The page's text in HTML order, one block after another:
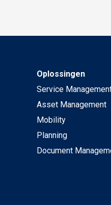
Oplossingen
Service
Asset Management
Mobility
Planning
Document